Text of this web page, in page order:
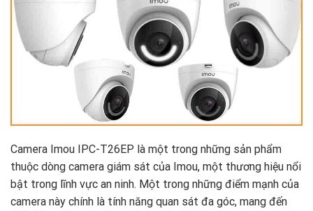
Camera Imou IPC-T26EP là một trong những sản phẩm
thuộc dòng camera giám sát của Imou, một thương hiệu nổi
bật trong lĩnh vực an ninh. Một trong những điểm mạnh của
camera này chính là tính năng quan sát đa góc, mang đến